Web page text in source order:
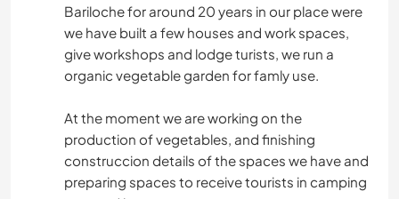
Bariloche for around 20 years in our place were
we have built a few houses and work spaces,
give workshops and lodge turists, we run a
organic vegetable garden for famly use.
At the moment we are working on the
production of vegetables, and finishing
construccion details of the spaces we have and
preparing spaces to receive tourists in camping